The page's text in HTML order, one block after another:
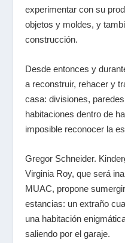
experimentar con su
objetos y moldes, y
construcción.
Desde entonces y
a reconstruir, rehacer y
casa: divisiones,
habitaciones dentro de
imposible reconocer la
Gregor Schneider.
Virginia Roy, que será
MUAC, propone
estancias: un extraño
una habitación
saliendo por el garaje.